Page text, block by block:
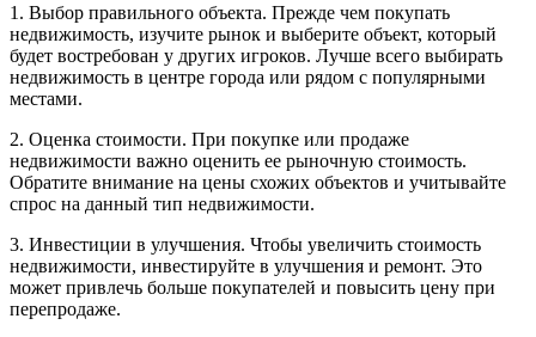
1. Выбор правильного объекта. Прежде чем покупать
недвижимость, изучите рынок и выберите объект, который
будет востребован у других игроков. Лучше всего выбирать
недвижимость в центре города или рядом с популярными
местами.
2. Оценка стоимости. При покупке или продаже
недвижимости важно оценить ее рыночную стоимость.
Обратите внимание на цены схожих объектов и учитывайте
спрос на данный тип недвижимости.
3. Инвестиции в улучшения. Чтобы увеличить стоимость
недвижимости, инвестируйте в улучшения и ремонт. Это
может привлечь больше покупателей и повысить цену при
перепродаже.